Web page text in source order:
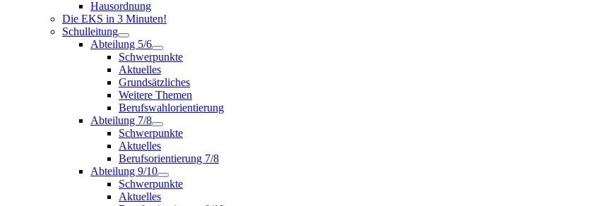
Hausordnung
Die EKS in 3 Minuten!
Schulleitung
Abteilung 5/6
Schwerpunkte
Aktuelles
Grundsätzliches
Weitere Themen
Berufswahlorientierung
Abteilung 7/8
Schwerpunkte
Aktuelles
Berufsorientierung 7/8
Abteilung 9/10
Schwerpunkte
Aktuelles